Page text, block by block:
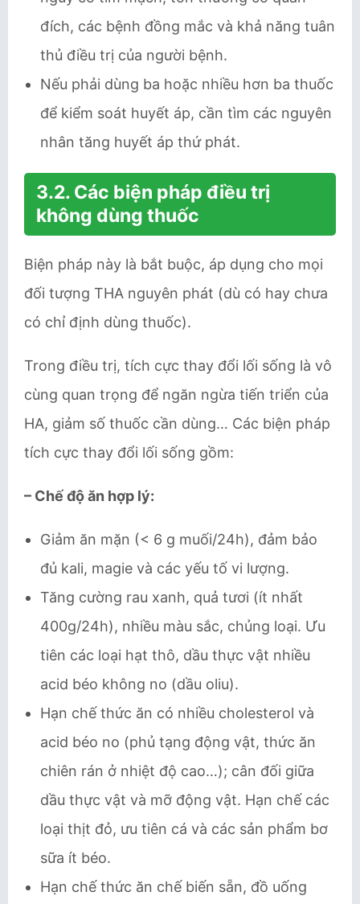
đích, các bệnh đồng mắc và khả năng tuân
thủ điều trị của người bệnh.
Nếu phải dùng ba hoặc nhiều hơn ba thuốc
để kiểm soát huyết áp, cần tìm các nguyên
nhân tăng huyết áp thứ phát.
3.2. Các biện pháp điều trị
không dùng thuốc
Biện pháp này là bắt buộc, áp dụng cho mọi
đối tượng THA nguyên phát (dù có hay chưa
có chỉ định dùng thuốc).
Trong điều trị, tích cực thay đổi lối sống là vô
cùng quan trọng để ngăn ngừa tiến triển của
HA, giảm số thuốc cần dùng… Các biện pháp
tích cực thay đổi lối sống gồm:
– Chế độ ăn hợp lý:
Giảm ăn mặn (< 6 g muối/24h), đảm bảo
đủ kali, magie và các yếu tố vi lượng.
Tăng cường rau xanh, quả tươi (ít nhất
400g/24h), nhiều màu sắc, chủng loại. Ưu
tiên các loại hạt thô, dầu thực vật nhiều
acid béo không no (dầu oliu).
Hạn chế thức ăn có nhiều cholesterol và
acid béo no (phủ tạng động vật, thức ăn
chiên rán ở nhiệt độ cao…); cân đối giữa
dầu thực vật và mỡ động vật. Hạn chế các
loại thịt đỏ, ưu tiên cá và các sản phẩm bơ
sữa ít béo.
Hạn chế thức ăn chế biến sẵn, đồ uống